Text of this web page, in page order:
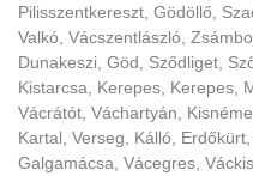
Pilisszentkereszt, Gödöllő,
Valkó, Vácszentlászló,
Dunakeszi, Göd, Sződliget,
Kistarcsa, Kerepes, Kerepes,
Vácrátót, Váchartyán,
Kartal, Verseg, Kálló,
Galgamácsa, Vácegres,